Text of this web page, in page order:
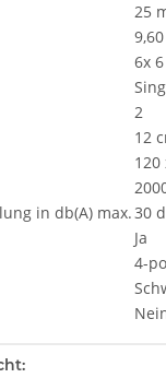
25
6x
2
12
120
in db(A) max.30
Ja
4-